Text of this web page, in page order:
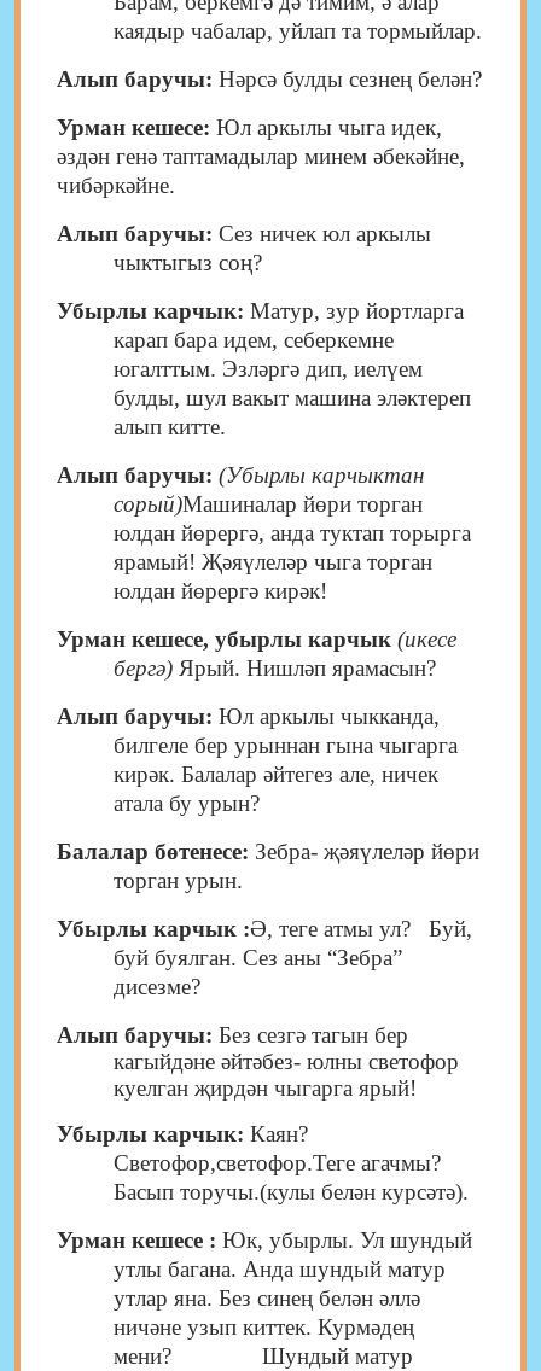
каядыр чабалар, уйлап та тормыйлар.
Алып баручы: Нәрсә булды сезнең белән?
Урман кешесе: Юл аркылы чыга идек,
әздән генә таптамадылар минем әбекәйне,
чибәркәйне.
Алып баручы: Сез ничек юл аркылы
чыктыгыз соң?
Убырлы карчык: Матур, зур йортларга
карап бара идем, себеркемне
югалттым. Эзләргә дип, иелүем
булды, шул вакыт машина эләктереп
алып китте.
Алып баручы: (Убырлы карчыктан
сорый)Машиналар йөри торган
юлдан йөрергә, анда туктап торырга
ярамый! Җәяүлеләр чыга торган
юлдан йөрергә кирәк!
Урман кешесе, убырлы карчык (икесе
бергә) Ярый. Нишләп ярамасын?
Алып баручы: Юл аркылы чыкканда,
билгеле бер урыннан гына чыгарга
кирәк. Балалар әйтегез але, ничек
атала бу урын?
Балалар бөтенесе: Зебра- җәяүлеләр йөри
торган урын.
Убырлы карчык :Ә, теге атмы ул? Буй,
буй буялган. Сез аны “Зебра”
дисезме?
Алып баручы: Без сезгә тагын бер
кагыйдәне әйтәбез- юлны светофор
куелган җирдән чыгарга ярый!
Убырлы карчык: Каян?
Светофор,светофор.Теге агачмы?
Басып торучы.(кулы белән курсәтә).
Урман кешесе : Юк, убырлы. Ул шундый
утлы багана. Анда шундый матур
утлар яна. Без синең белән әллә
ничәне узып киттек. Курмәдең
мени? Шундый матур